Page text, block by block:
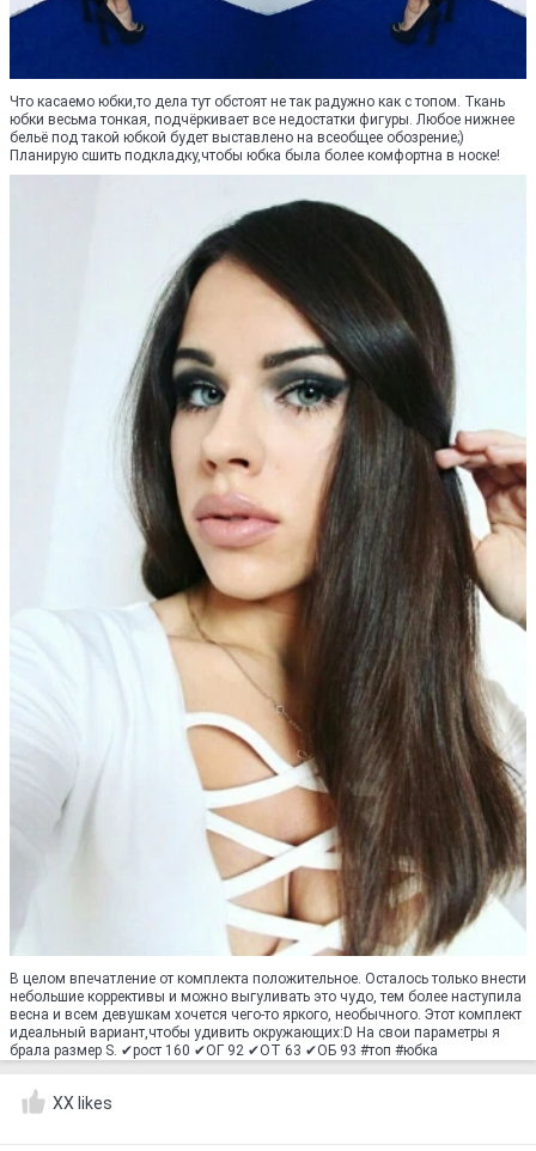
Что касаемо юбки,то дела тут обстоят не так радужно как с топом. Ткань
юбки весьма тонкая, подчёркивает все недостатки фигуры. Любое нижнее
бельё под такой юбкой будет выставлено на всеобщее обозрение;)
Планирую сшить подкладку,чтобы юбка была более комфортна в носке!
В целом впечатление от комплекта положительное. Осталось только внести
небольшие коррективы и можно выгуливать это чудо, тем более наступила
весна и всем девушкам хочется чего-то яркого, необычного. Этот комплект
идеальный вариант,чтобы удивить окружающих:D На свои параметры я
брала размер S. ✔рост 160 ✔ОГ 92 ✔ОТ 63 ✔ОБ 93 #топ #юбка
XX likes